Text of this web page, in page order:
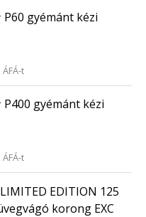
gyémánt kézi
t
gyémánt kézi
t
EDITION 125
korong EXC